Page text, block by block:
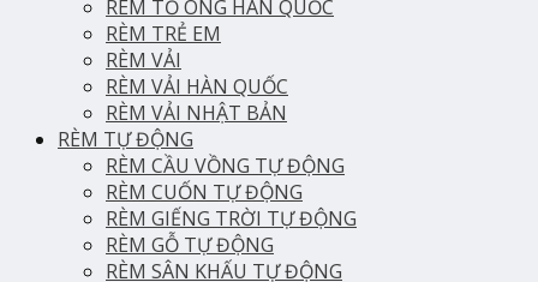
RÈM TỔ ONG HÀN QUỐC
RÈM TRẺ EM
RÈM VẢI
RÈM VẢI HÀN QUỐC
RÈM VẢI NHẬT BẢN
RÈM TỰ ĐỘNG
RÈM CẦU VỒNG TỰ ĐỘNG
RÈM CUỐN TỰ ĐỘNG
RÈM GIẾNG TRỜI TỰ ĐỘNG
RÈM GỖ TỰ ĐỘNG
RÈM SÂN KHẤU TỰ ĐỘNG